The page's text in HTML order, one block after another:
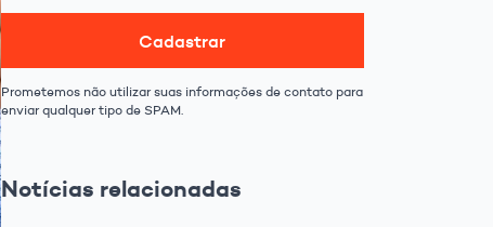
Cadastrar
Prometemos não utilizar suas informações de contato para
enviar qualquer tipo de SPAM.
Notícias relacionadas